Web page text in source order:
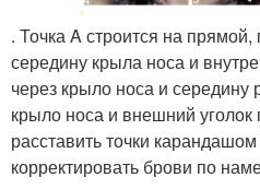
. Точка A строится на
середину крыла носа и
через крыло носа и середину
крыло носа и внешний
расставить точки
корректировать брови по